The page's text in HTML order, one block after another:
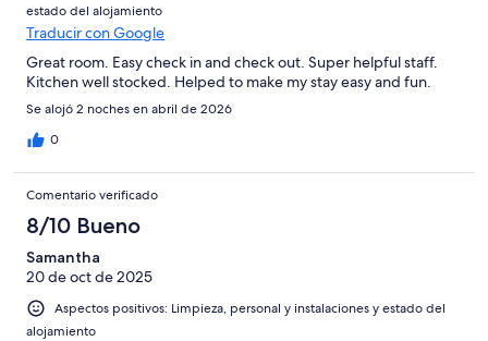
estado del alojamiento
Traducir con Google
Great room. Easy check in and check out. Super helpful staff.
Kitchen well stocked. Helped to make my stay easy and fun.
Se alojó 2 noches en abril de 2026
0
Comentario verificado
8/10 Bueno
Samantha
20 de oct de 2025
Aspectos positivos: Limpieza, personal y instalaciones y estado del
alojamiento